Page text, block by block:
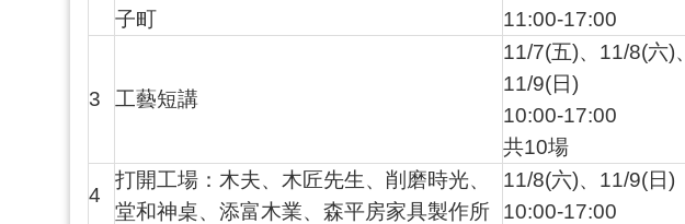
子町
11:00-17:00
3 工藝短講
11/7(五)、11/8(六)、
11/9(日)
10:00-17:00
共10場
4
打開工場：木夫、木匠先生、削磨時光、
堂和神桌、添富木業、森平房家具製作所
11/8(六)、11/9(日)
10:00-17:00